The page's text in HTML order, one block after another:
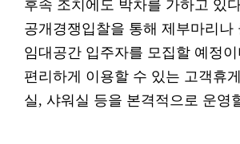
후속 조치에도 박차를 가하고 있
공개경쟁입찰을 통해 제부마리나
임대공간 입주자를 모집할 예정이
편리하게 이용할 수 있는 고객휴
실, 샤워실 등을 본격적으로 운영